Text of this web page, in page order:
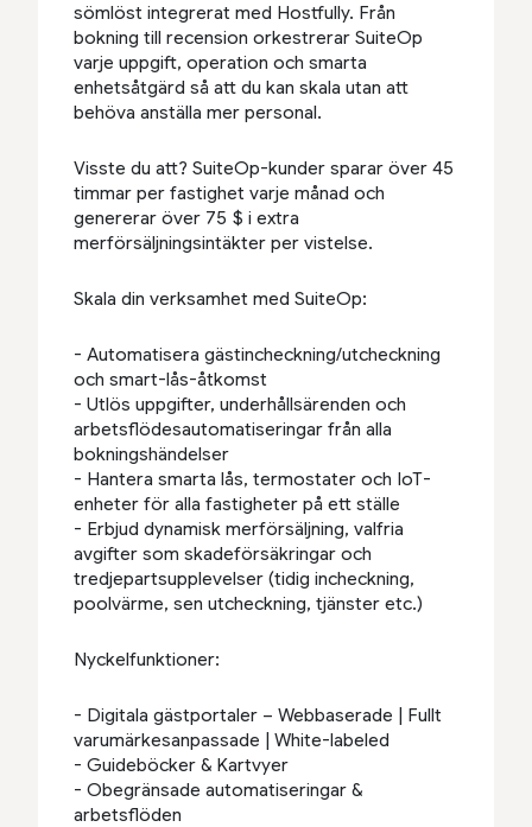
sömlöst integrerat med Hostfully. Från
bokning till recension orkestrerar SuiteOp
varje uppgift, operation och smarta
enhetsåtgärd så att du kan skala utan att
behöva anställa mer personal.
Visste du att? SuiteOp-kunder sparar över 45
timmar per fastighet varje månad och
genererar över 75 $ i extra
merförsäljningsintäkter per vistelse.
Skala din verksamhet med SuiteOp:
- Automatisera gästincheckning/utcheckning
och smart-lås-åtkomst
- Utlös uppgifter, underhållsärenden och
arbetsflödesautomatiseringar från alla
bokningshändelser
- Hantera smarta lås, termostater och IoT-
enheter för alla fastigheter på ett ställe
- Erbjud dynamisk merförsäljning, valfria
avgifter som skadeförsäkringar och
tredjepartsupplevelser (tidig incheckning,
poolvärme, sen utcheckning, tjänster etc.)
Nyckelfunktioner:
- Digitala gästportaler – Webbaserade | Fullt
varumärkesanpassade | White-labeled
- Guideböcker & Kartvyer
- Obegränsade automatiseringar &
arbetsflöden